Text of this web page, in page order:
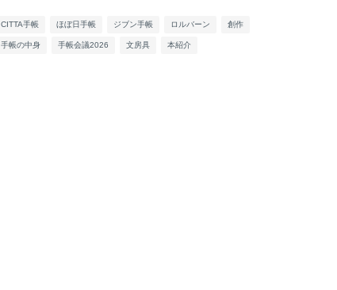
CITTA手帳 ほぼ日手帳 ジブン手帳 ロルバーン 創作
手帳の中身 手帳会議2026 文房具 本紹介